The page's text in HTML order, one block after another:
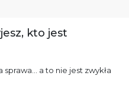
kto jest
sprawa… a to nie jest zwykła